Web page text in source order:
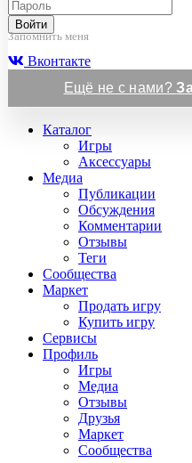
Войти
Запомнить меня
Вконтакте
Ещё не с нами?
Каталог
Игры
Аксессуары
Медиа
Публикации
Обсуждения
Комментарии
Отзывы
Теги
Сообщества
Маркет
Продать игру
Купить игру
Сервисы
Профиль
Игры
Медиа
Отзывы
Друзья
Маркет
Сообщества